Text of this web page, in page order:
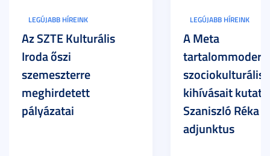
LEGÚJABB HÍREINK
Az SZTE Kulturális
Iroda őszi
szemeszterre
meghirdetett
pályázatai
LEGÚJABB HÍREINK
A Meta
szociokulturális
kihívásait
Szaniszló Réka
adjunktus